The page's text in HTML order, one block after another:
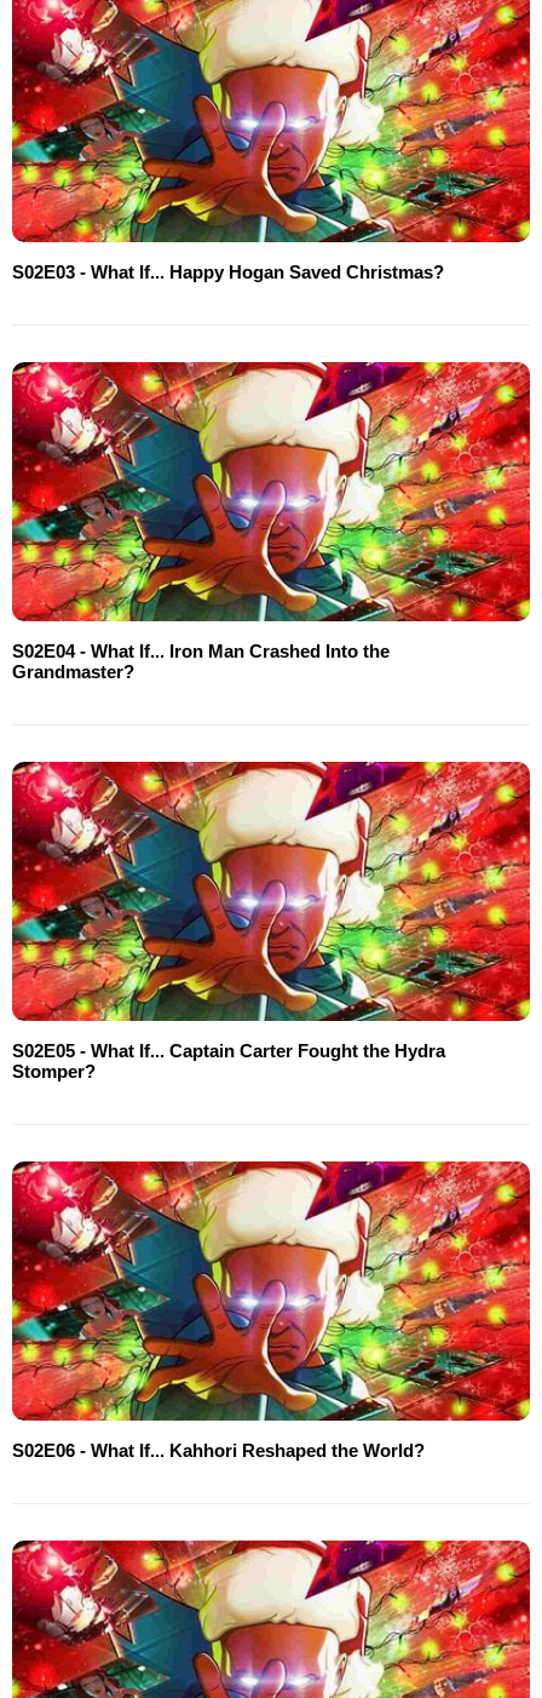
S02E03 - What If... Happy Hogan Saved Christmas?
S02E04 - What If... Iron Man Crashed Into the
Grandmaster?
S02E05 - What If... Captain Carter Fought the Hydra
Stomper?
S02E06 - What If... Kahhori Reshaped the World?